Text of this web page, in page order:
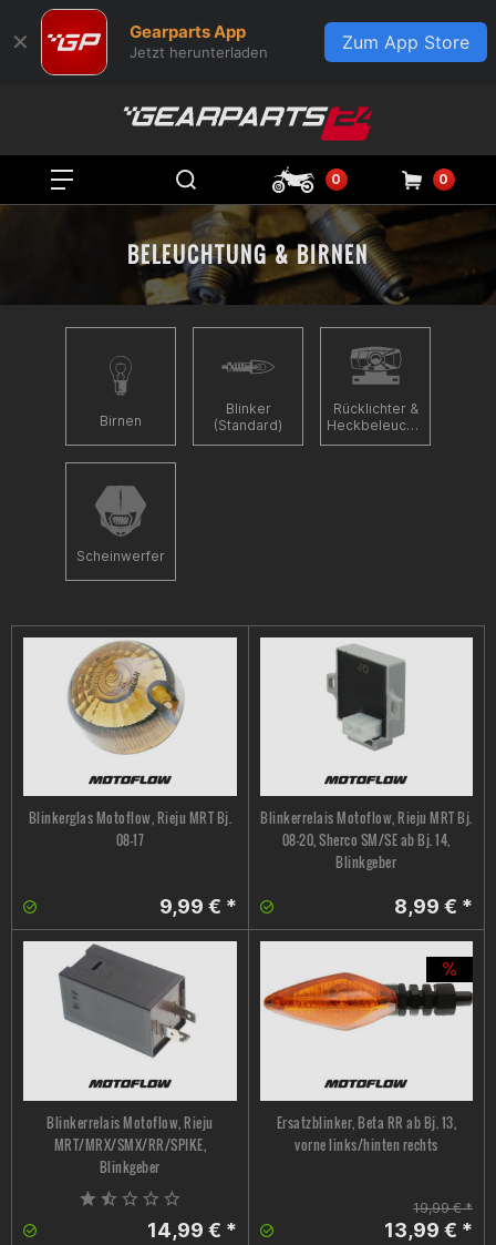
✕ Gearparts App
Jetzt herunterladen Zum App Store
0 0
BELEUCHTUNG & BIRNEN
Birnen
Blinker
(Standard)
Rücklichter &
Heckbeleuchtung
Scheinwerfer
Blinkerglas Motoflow, Rieju MRT Bj.
08-17
9,99 € *
Blinkerrelais Motoflow, Rieju MRT Bj.
08-20, Sherco SM/SE ab Bj. 14,
Blinkgeber
8,99 € *
Blinkerrelais Motoflow, Rieju
MRT/MRX/SMX/RR/SPIKE,
Blinkgeber
14,99 € *
Ersatzblinker, Beta RR ab Bj. 13,
vorne links/hinten rechts
19,99 € *
13,99 € *